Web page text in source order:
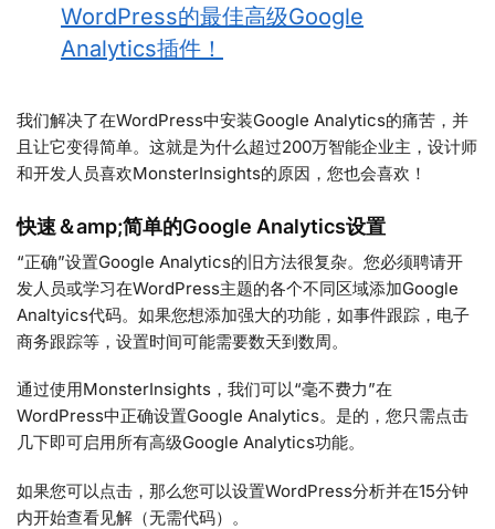
WordPress的最佳高级Google
Analytics插件！
我们解决了在WordPress中安装Google Analytics的痛苦，并
且让它变得简单。这就是为什么超过200万智能企业主，设计师
和开发人员喜欢MonsterInsights的原因，您也会喜欢！
快速＆amp;简单的Google Analytics设置
“正确”设置Google Analytics的旧方法很复杂。您必须聘请开
发人员或学习在WordPress主题的各个不同区域添加Google
Analtyics代码。如果您想添加强大的功能，如事件跟踪，电子
商务跟踪等，设置时间可能需要数天到数周。
通过使用MonsterInsights，我们可以“毫不费力”在
WordPress中正确设置Google Analytics。是的，您只需点击
几下即可启用所有高级Google Analytics功能。
如果您可以点击，那么您可以设置WordPress分析并在15分钟
内开始查看见解（无需代码）。